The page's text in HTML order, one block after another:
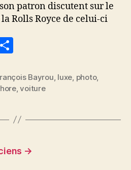
patron discutent sur le
Rolls Royce de celui-ci
rt
a
g
er
Bayrou luxe photo,
,voiture
→